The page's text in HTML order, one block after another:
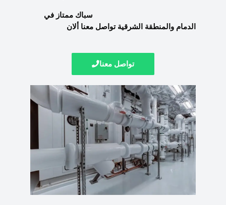
سباك ممتاز في
الدمام والمنطقة الشرقية تواصل معنا ألان
تواصل معنا